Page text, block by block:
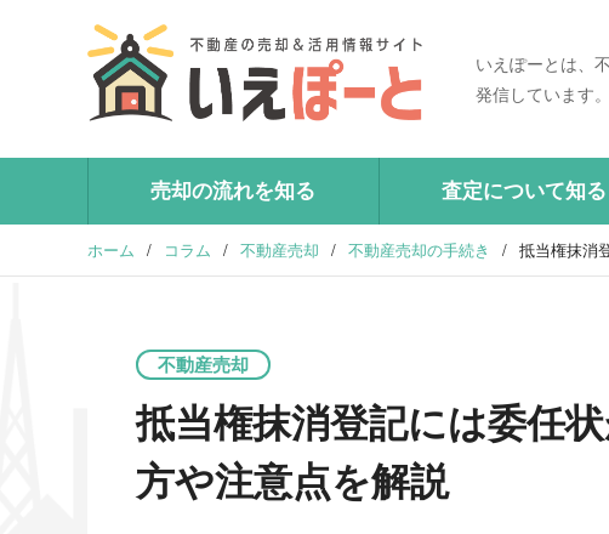
いえぽーとは、
発信しています
売却の流れを知る 査定について知る
ホーム / コラム / 不動産売却 / 不動産売却の手続き / 抵当権抹消
不動産売却
抵当権抹消登記には委任
方や注意点を解説